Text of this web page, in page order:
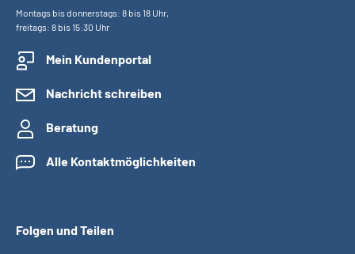
Montags bis donnerstags: 8 bis 18 Uhr,
freitags: 8 bis 15:30 Uhr
Mein Kundenportal
Nachricht schreiben
Beratung
Alle Kontaktmöglichkeiten
Folgen und Teilen